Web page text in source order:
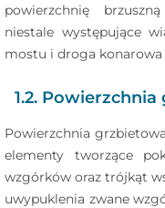
powierzchnię
niestale występujące
mostu i droga konarowa
1.2.
Powierzchnia
elementy tworzące
wzgórków oraz trójkąt
uwypuklenia zwane